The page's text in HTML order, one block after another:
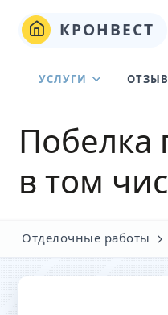
КРОНВЕСТ
УСЛУГИ
Побелка
в том
Отделочные работы